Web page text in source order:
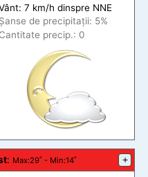
7 km/h dinspre NNE
Șanse de precipitații: 5%
Cantitate precip.: 0
: Max:29˚ - Min:14˚ +